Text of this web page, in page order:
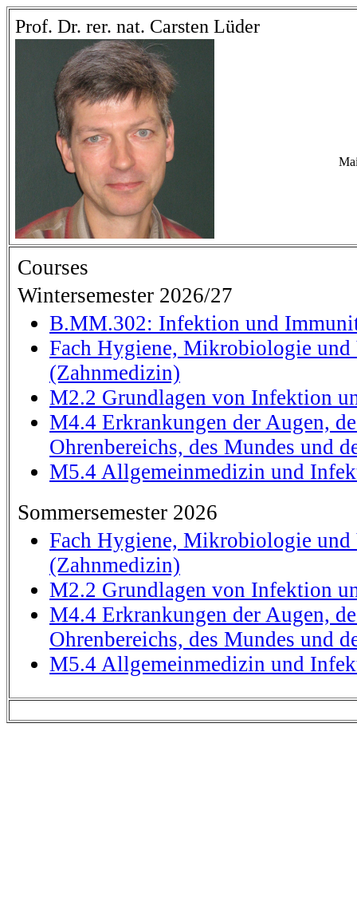
Prof. Dr. rer. nat. Carsten Lüder
Courses
Wintersemester 2026/27
B.MM.302: Infektion und
Fach Hygiene, Mikrobiologie
(Zahnmedizin)
M2.2 Grundlagen von Infektion
M4.4 Erkrankungen der Augen,
Ohrenbereichs, des Mundes und
M5.4 Allgemeinmedizin und
Sommersemester 2026
Fach Hygiene, Mikrobiologie
(Zahnmedizin)
M2.2 Grundlagen von Infektion
M4.4 Erkrankungen der Augen,
Ohrenbereichs, des Mundes und
M5.4 Allgemeinmedizin und